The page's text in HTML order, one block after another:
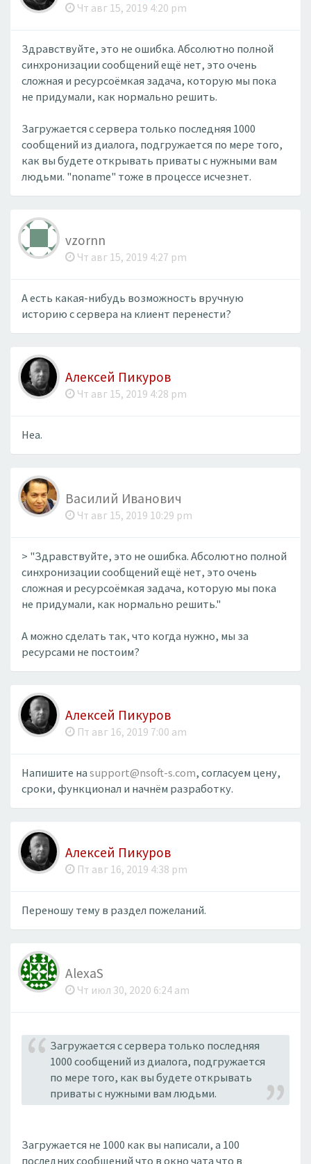
Чт авг 15, 2019 4:20 pm
Здравствуйте, это не ошибка. Абсолютно полной
синхронизации сообщений ещё нет, это очень
сложная и ресурсоёмкая задача, которую мы пока
не придумали, как нормально решить.
Загружается с сервера только последняя 1000
сообщений из диалога, подгружается по мере того,
как вы будете открывать приваты с нужными вам
людьми. "noname" тоже в процессе исчезнет.
vzornn
Чт авг 15, 2019 4:27 pm
А есть какая-нибудь возможность вручную
историю с сервера на клиент перенести?
Алексей Пикуров
Чт авг 15, 2019 4:28 pm
Неа.
Василий Иванович
Чт авг 15, 2019 10:29 pm
> "Здравствуйте, это не ошибка. Абсолютно полной
синхронизации сообщений ещё нет, это очень
сложная и ресурсоёмкая задача, которую мы пока
не придумали, как нормально решить."
А можно сделать так, что когда нужно, мы за
ресурсами не постоим?
Алексей Пикуров
Пт авг 16, 2019 7:00 am
Напишите наsupport@nsoft-s.com, согласуем цену,
сроки, функционал и начнём разработку.
Алексей Пикуров
Пт авг 16, 2019 4:38 pm
Переношу тему в раздел пожеланий.
AlexaS
Чт июл 30, 2020 6:24 am
Загружается с сервера только последняя
1000 сообщений из диалога, подгружается
по мере того, как вы будете открывать
приваты с нужными вам людьми.
Загружается не 1000 как вы написали, а 100